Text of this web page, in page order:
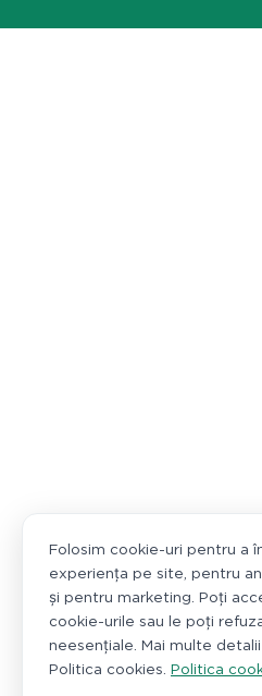
Folosim cookie-uri pentru a
experiența pe site, pentru
și pentru marketing. Poți
cookie-urile sau le poți
neesențiale. Mai multe
Politica cookies.
Politica